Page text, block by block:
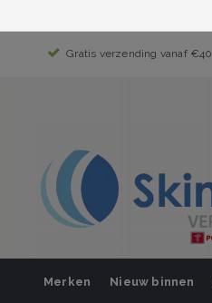
Gratis verzending vanaf €40
Merken Nieuw binnen